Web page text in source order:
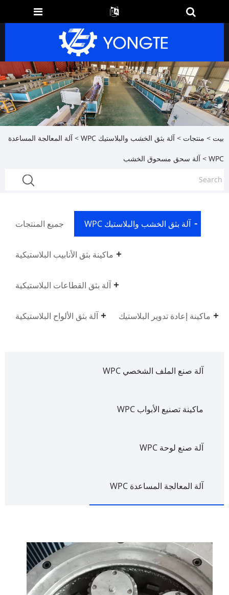
بيت > منتجات > آلة بثق الخشب والبلاستيك WPC > آلة المعالجة المساعدة
WPC > آلة سحق مسحوق الخشب
جميع المنتجات آلة بثق الخشب والبلاستيك WPC
ماكينة بثق الأنابيب البلاستيكية
آلة بثق القطاعات البلاستيكية
آلة بثق الألواح البلاستيكية ماكينة إعادة تدوير البلاستيك
آلة صنع الملف الشخصي WPC
ماكينة تصنيع الأبواب WPC
آلة صنع لوحة WPC
آلة المعالجة المساعدة WPC